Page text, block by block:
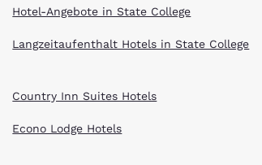
Hotel-Angebote in State College
Langzeitaufenthalt Hotels in State College
Country Inn Suites Hotels
Econo Lodge Hotels